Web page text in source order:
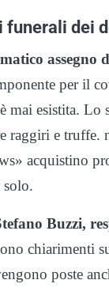
funerali dei
assegno
per il
mai esistita.
raggiri e
acquistino
solo.
Buzzi,
chiarimenti
poste